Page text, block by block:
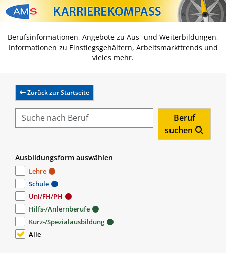
Zum Inhalt springen
Zum Navmenü springen
Zur Suche springen
Zur Footer springen
Berufsinformationen, Angebote zu Aus- und Weiterbildungen,
Informationen zu Einstiegsgehältern, Arbeitsmarkttrends und
vieles mehr.
Zurück zur Startseite
Beruf
suchen
Ausbildungsform auswählen
Lehre
Schule
Uni/FH/PH
Hilfs-/Anlernberufe
Kurz-/Spezialausbildung
Alle